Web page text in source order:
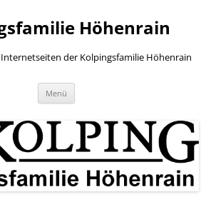
Höhenrain
der Kolpingsfamilie Höhenrain
Menü